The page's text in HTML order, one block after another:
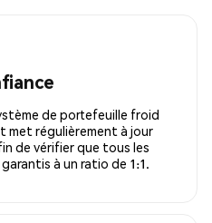
de portefeuille froid
met régulièrement à jour
de vérifier que tous les
à un ratio de 1:1.